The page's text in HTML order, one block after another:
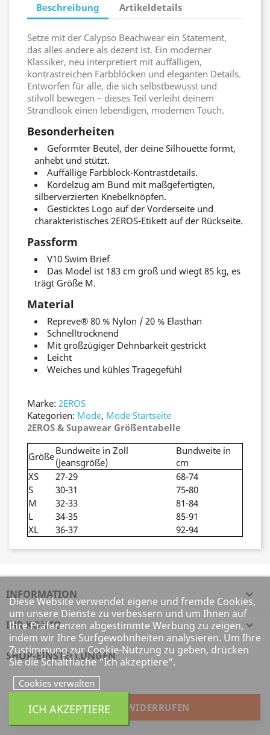
Beschreibung Artikeldetails
Setze mit der Calypso Beachwear ein Statement,
das alles andere als dezent ist. Ein moderner
Klassiker, neu interpretiert mit auffälligen,
kontrastreichen Farbblöcken und eleganten Details.
Entworfen für alle, die sich selbstbewusst und
stilvoll bewegen – dieses Teil verleiht deinem
Strandlook einen lebendigen, modernen Touch.
Besonderheiten
Geformter Beutel, der deine Silhouette formt,
anhebt und stützt.
Auffällige Farbblock-Kontrastdetails.
Kordelzug am Bund mit maßgefertigten,
silberverzierten Knebelknöpfen.
Gesticktes Logo auf der Vorderseite und
charakteristisches 2EROS-Etikett auf der Rückseite.
Passform
V10 Swim Brief
Das Model ist 183 cm groß und wiegt 85 kg, es
trägt Größe M.
Material
Repreve® 80 % Nylon / 20 % Elasthan
Schnelltrocknend
Mit großzügiger Dehnbarkeit gestrickt
Leicht
Weiches und kühles Tragegefühl
Marke: 2EROS
Kategorien: Mode, Mode Startseite
2EROS & Supawear Größentabelle
GrößeBundweite in Zoll
(Jeansgröße)
Bundweite in
cm
XS
27-29
68-74
S
30-31
75-80
M
32-33
81-84
L
34-35
85-91
XL
36-37 92-94
INFORMATION 
IHR KONTO 
SHOP-EINSTELLUNGEN
VERTRAG WIDERRUFEN
Diese Website verwendet eigene und fremde Cookies,
um unsere Dienste zu verbessern und um Ihnen auf
Ihre Präferenzen abgestimmte Werbung zu zeigen,
indem wir Ihre Surfgewohnheiten analysieren. Um Ihre
Zustimmung zur Cookie-Nutzung zu geben, drücken
Sie die Schaltfläche "Ich akzeptiere".
Cookies verwalten
ICH AKZEPTIERE